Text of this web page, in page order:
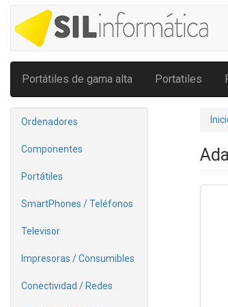
Portátiles de gama alta Portatiles
Ordenadores
Componentes
Portátiles
SmartPhones / Teléfonos
Televisor
Impresoras / Consumibles
Conectividad / Redes